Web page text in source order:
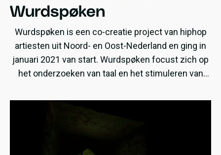
Wurdspøken
Wurdspøken is een co-creatie project van hiphop
artiesten uit Noord- en Oost-Nederland en ging in
januari 2021 van start. Wurdspøken focust zich op
het onderzoeken van taal en het stimuleren van